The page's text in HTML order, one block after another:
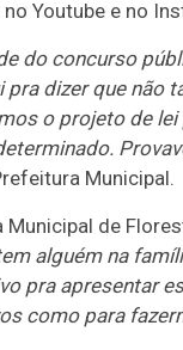
Youtube e no
do concurso
dizer que não
o projeto de
Municipal.
de
alguém na
pra apresentar
como para